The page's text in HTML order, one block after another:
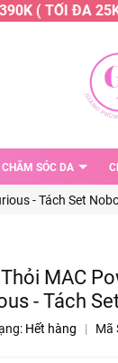
( TỐI ĐA 25K )
CHĂM SÓC DA
- Tách Set
MAC
- Tách
Hết hàng | Mã